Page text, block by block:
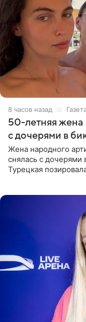
8 часов назад
50-летняя жена
с дочерями в
Жена народного
снялась с дочерями
Турецкая